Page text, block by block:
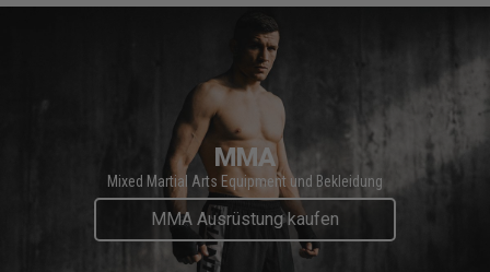
MMA
Mixed Martial Arts Equipment und Bekleidung
MMA Ausrüstung kaufen